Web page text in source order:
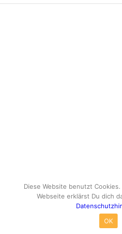
© Copyright - travelox.de - Sebastian Tuke
Datenschutzhinweise
Diese Website benutzt
Webseite erklärst Du dich
OK